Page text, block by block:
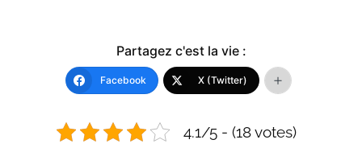
Partagez c'est la vie :
Facebook X (Twitter)
4.1/5 - (18 votes)